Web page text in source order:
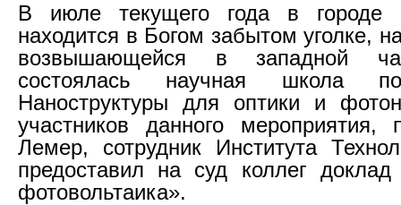
В июле текущего года в городе
находится в Богом забытом уголке,
возвышающейся в западной
состоялась научная школа
Наноструктуры для оптики и
участников данного мероприятия,
Лемер, сотрудник Института
предоставил на суд коллег доклад
фотовольтаика».